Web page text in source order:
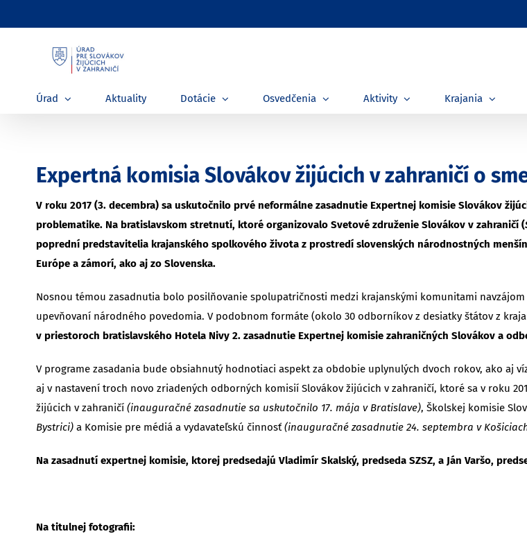
to
Úrad Aktuality Dotácie Osvedčenia Aktivity Krajania
Expertná komisia Slovákov žijúcich v zahraničí o
V roku 2017 (3. decembra) sa uskutočnilo prvé neformálne zasadnutie Expertnej komisie Slovákov
problematike. Na bratislavskom stretnutí, ktoré organizovalo Svetové združenie Slovákov v zahraničí (
poprední predstavitelia krajanského spolkového života z prostredí slovenských národnostných
Európe a zámorí, ako aj zo Slovenska.
Nosnou témou zasadnutia bolo posilňovanie spolupatričnosti medzi krajanskými komunitami
upevňovaní národného povedomia. V podobnom formáte (okolo 30 odborníkov z desiatky štátov z
v priestoroch bratislavského Hotela Nivy 2. zasadnutie Expertnej komisie zahraničných Slovákov a
V programe zasadania bude obsiahnutý hodnotiaci aspekt za obdobie uplynulých dvoch rokov, ako aj
aj v nastavení troch novo zriadených odborných komisií Slovákov žijúcich v zahraničí, ktoré sa v roku
žijúcich v zahraničí (inauguračné zasadnutie sa uskutočnilo 17. mája v Bratislave), Školskej komisie
Bystrici) a Komisie pre médiá a vydavateľskú činnosť (inauguračné zasadnutie 24. septembra v
Na zasadnutí expertnej komisie, ktorej predsedajú Vladimír Skalský, predseda SZSZ, a Ján Varšo,
Na titulnej fotografii: